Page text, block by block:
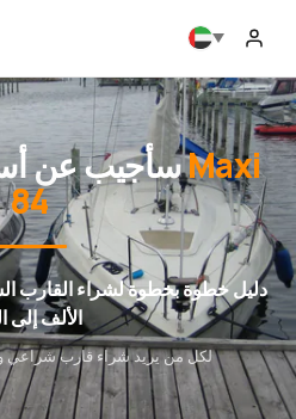
سأجيب عن أسئلتك حول شراءMaxi
84
دليل خطوة بخطوة لشراء القارب
الألف إلى
لكل من يريد شراء قارب شراعي